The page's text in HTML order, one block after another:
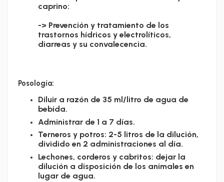
caprino:
-> Prevención y tratamiento de los
trastornos hídricos y electrolíticos,
diarreas y su convalecencia.
Posología:
Diluir a razón de 35 ml/litro de agua de
bebida.
Administrar de 1 a 7 días.
Terneros y potros: 2-5 litros de la dilución,
dividido en 2 administraciones al día.
Lechones, corderos y cabritos: dejar la
dilución a disposición de los animales en
lugar de agua.